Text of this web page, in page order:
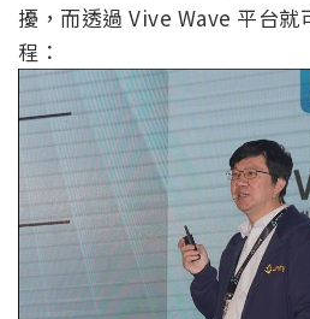
擾，而透過 Vive Wave 平台就
程：